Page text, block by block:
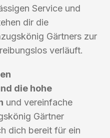
Service und
dir die
Gärtners zur
verläuft.
die hohe
und vereinfache
Gärtner
dich bereit für ein